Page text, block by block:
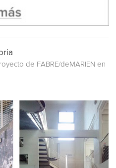
de FABRE/deMARIEN en